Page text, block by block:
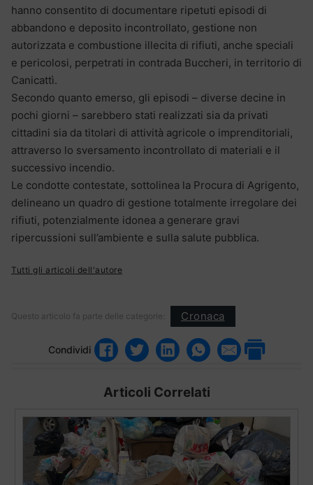
hanno consentito di documentare ripetuti episodi di
abbandono e deposito incontrollato, gestione non
autorizzata e combustione illecita di rifiuti, anche speciali
e pericolosi, perpetrati in contrada Buccheri, in territorio di
Canicattì.
Secondo quanto emerso, gli episodi – diverse decine in
pochi giorni – sarebbero stati realizzati sia da privati
cittadini sia da titolari di attività agricole o imprenditoriali,
attraverso lo sversamento incontrollato di materiali e il
successivo incendio.
Le condotte contestate, sottolinea la Procura di Agrigento,
delineano un quadro di gestione totalmente irregolare dei
rifiuti, potenzialmente idonea a generare gravi
ripercussioni sull’ambiente e sulla salute pubblica.
Tutti gli articoli dell'autore
Questo articolo fa parte delle categorie: Cronaca
Condividi
Articoli Correlati